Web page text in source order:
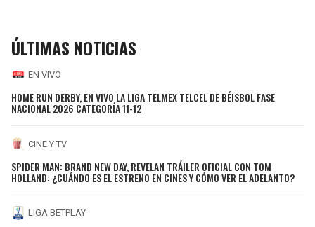
ÚLTIMAS NOTICIAS
EN VIVO
HOME RUN DERBY, EN VIVO LA LIGA TELMEX TELCEL DE BÉISBOL FASE
NACIONAL 2026 CATEGORÍA 11-12
CINE Y TV
SPIDER MAN: BRAND NEW DAY, REVELAN TRÁILER OFICIAL CON TOM
HOLLAND: ¿CUÁNDO ES EL ESTRENO EN CINES Y CÓMO VER EL ADELANTO?
LIGA BETPLAY